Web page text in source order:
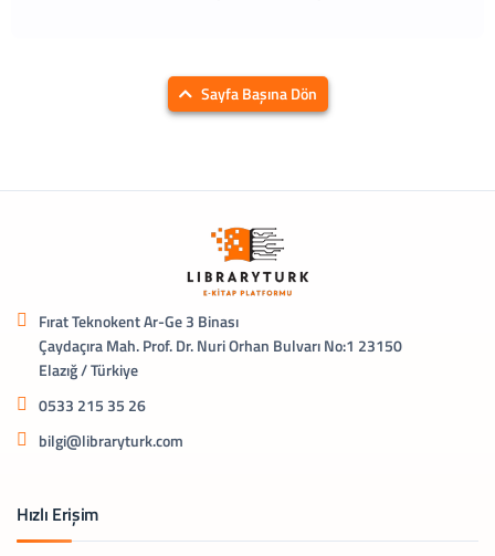
Sayfa Başına Dön
Fırat Teknokent Ar-Ge 3 Binası
Çaydaçıra Mah. Prof. Dr. Nuri Orhan Bulvarı No:1 23150
Elazığ / Türkiye
0533 215 35 26
bilgi@libraryturk.com
Hızlı Erişim